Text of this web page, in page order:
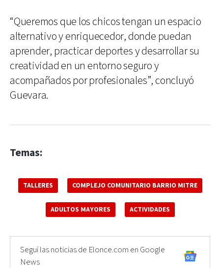
“Queremos que los chicos tengan un espacio
alternativo y enriquecedor, donde puedan
aprender, practicar deportes y desarrollar su
creatividad en un entorno seguro y
acompañados por profesionales”, concluyó
Guevara.
Temas:
TALLERES COMPLEJO COMUNITARIO BARRIO MITRE
ADULTOS MAYORES ACTIVIDADES
Seguí las noticias de Elonce.com en Google
News